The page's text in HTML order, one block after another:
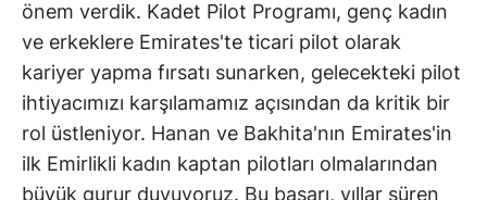
önem verdik. Kadet Pilot Programı, genç kadın
ve erkeklere Emirates'te ticari pilot olarak
kariyer yapma fırsatı sunarken, gelecekteki pilot
ihtiyacımızı karşılamamız açısından da kritik bir
rol üstleniyor. Hanan ve Bakhita'nın Emirates'in
ilk Emirlikli kadın kaptan pilotları olmalarından
büyük gurur duyuyoruz. Bu başarı, yıllar süren